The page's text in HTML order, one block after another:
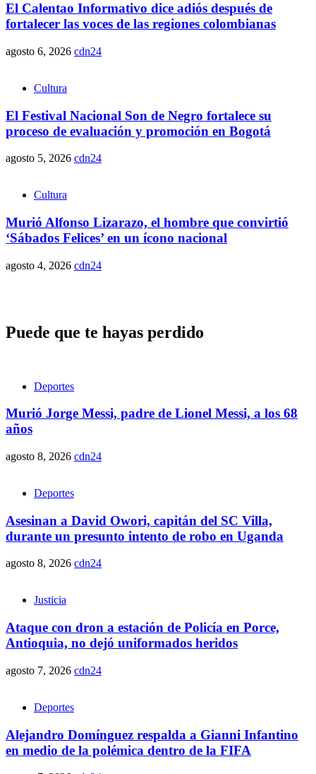
El Calentao Informativo dice adiós después de
fortalecer las voces de las regiones colombianas
agosto 6, 2026 cdn24
Cultura
El Festival Nacional Son de Negro fortalece su
proceso de evaluación y promoción en Bogotá
agosto 5, 2026 cdn24
Cultura
Murió Alfonso Lizarazo, el hombre que convirtió
‘Sábados Felices’ en un ícono nacional
agosto 4, 2026 cdn24
Puede que te hayas perdido
Deportes
Murió Jorge Messi, padre de Lionel Messi, a los 68
años
agosto 8, 2026 cdn24
Deportes
Asesinan a David Owori, capitán del SC Villa,
durante un presunto intento de robo en Uganda
agosto 8, 2026 cdn24
Justicia
Ataque con dron a estación de Policía en Porce,
Antioquia, no dejó uniformados heridos
agosto 7, 2026 cdn24
Deportes
Alejandro Domínguez respalda a Gianni Infantino
en medio de la polémica dentro de la FIFA